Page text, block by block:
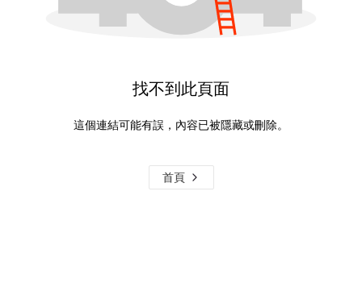
找不到此頁面
這個連結可能有誤，內容已被隱藏或刪除。
首頁